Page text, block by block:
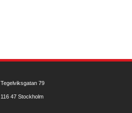
Tegelviksgatan 79
116 47 Stockholm